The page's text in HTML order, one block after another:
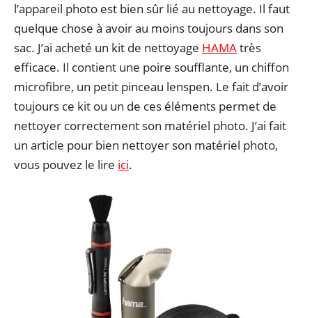
l’appareil photo est bien sûr lié au nettoyage. Il faut
quelque chose à avoir au moins toujours dans son
sac. J’ai acheté un kit de nettoyage HAMAtrès
efficace. Il contient une poire soufflante, un chiffon
microfibre, un petit pinceau lenspen. Le fait d’avoir
toujours ce kit ou un de ces éléments permet de
nettoyer correctement son matériel photo. J’ai fait
un article pour bien nettoyer son matériel photo,
vous pouvez le lire ici.